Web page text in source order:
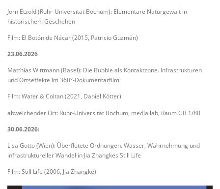
Jörn Etzold (Ruhr-Universität Bochum): Elementare Naturgewalt in
historischem Geschehen
Film: El Botón de Nácar (2015, Patricio Guzmán)
23.06.2026
Matthias Wittmann (Basel): Die Bubble als Kontaktzone. Infrastrukturen
und Ortseffekte im 360°-Dokumentarfilm
Film: Water & Coltan (2021, Daniel Kötter)
abweichender Ort: Ruhr-Universität Bochum, media lab, Raum GB 1/80
30.06.2026:
Lisa Gotto (Wien): Überflutete Ordnungen. Wasser, Wahrnehmung und
infrastruktureller Wandel in Jia Zhangkes Still Life
Film: Still Life (2006, Jia Zhangke)